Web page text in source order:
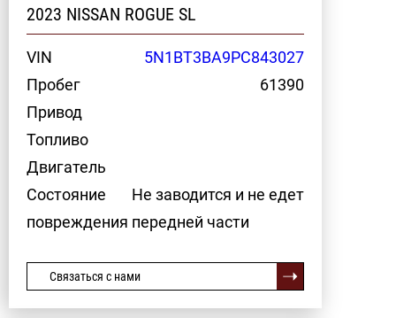
2023 NISSAN ROGUE SL
VIN
5N1BT3BA9PC843027
Пробег
61390
Привод
Топливо
Двигатель
Состояние
Не заводится и не едет
повреждения передней части
Связаться с нами